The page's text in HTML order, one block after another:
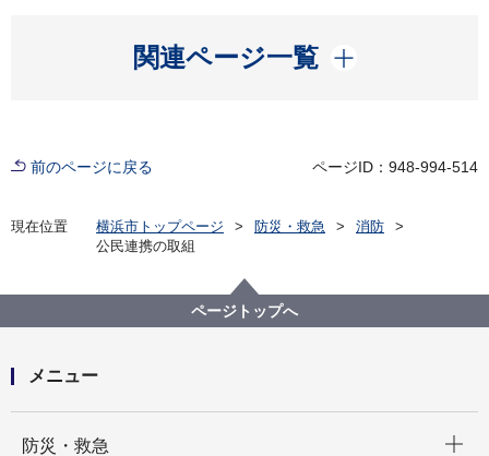
関連ページ一覧
開く
前のページに戻る ページID：948-994-514
現在位置 横浜市トップページ 防災・救急
消防
公民連携の取組
ページトップへ
メニュー
防災・救急